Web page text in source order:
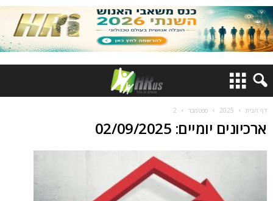
דף הבית 2025 ספטמבר 2
ארכיונים יומיים: 02/09/2025